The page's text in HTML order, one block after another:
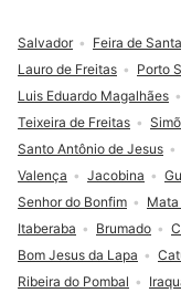
Salvador Feira de
Lauro de Freitas
Porto
Luis Eduardo Magalhães
Teixeira de Freitas
Santo Antônio de Jesus
Valença
Jacobina
Senhor do Bonfim
Itaberaba
Brumado
Bom Jesus da Lapa
Ribeira do Pombal